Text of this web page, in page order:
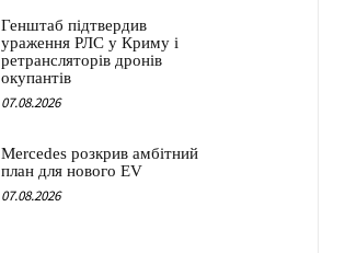
Генштаб підтвердив
ураження РЛС у Криму і
ретрансляторів дронів
окупантів
07.08.2026
Mercedes розкрив амбітний
план для нового EV
07.08.2026